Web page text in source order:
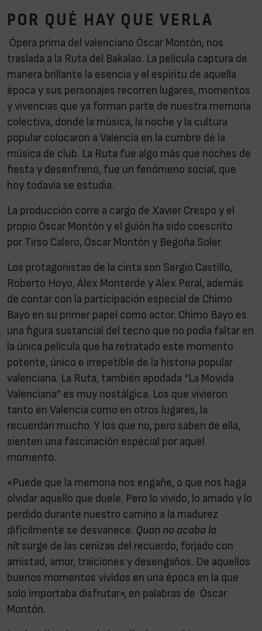
POR QUÉ HAY QUE VERLA
Ópera prima del valenciano Óscar Montón, nos
traslada a la Ruta del Bakalao. La película captura de
manera brillante la esencia y el espíritu de aquella
época y sus personajes recorren lugares, momentos
y vivencias que ya forman parte de nuestra memoria
colectiva, donde la música, la noche y la cultura
popular colocaron a Valencia en la cumbre de la
música de club. La Ruta fue algo más que noches de
fiesta y desenfreno, fue un fenómeno social, que
hoy todavía se estudia.
La producción corre a cargo de Xavier Crespo y el
propio Óscar Montón y el guión ha sido coescrito
por Tirso Calero, Óscar Montón y Begoña Soler.
Los protagonistas de la cinta son Sergio Castillo,
Roberto Hoyo, Álex Monterde y Alex Peral, además
de contar con la participación especial de Chimo
Bayo en su primer papel como actor. Chimo Bayo es
una figura sustancial del tecno que no podía faltar en
la única película que ha retratado este momento
potente, único e irrepetible de la historia popular
valenciana. La Ruta, también apodada “La Movida
Valenciana” es muy nostálgica. Los que vivieron
tanto en Valencia como en otros lugares, la
recuerdan mucho. Y los que no, pero saben de ella,
sienten una fascinación especial por aquel
momento.
«Puede que la memoria nos engañe, o que nos haga
olvidar aquello que duele. Pero lo vivido, lo amado y lo
perdido durante nuestro camino a la madurez
difícilmente se desvanece. Quan no acaba la
nitsurge de las cenizas del recuerdo, forjado con
amistad, amor, traiciones y desengaños. De aquellos
buenos momentos vividos en una época en la que
solo importaba disfrutar», en palabras de Óscar
Montón.